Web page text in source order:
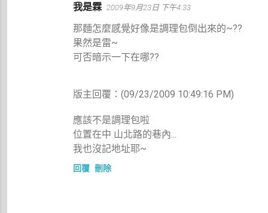
我是霖 2009年9月23日 下午4:33
那麵怎麼感覺好像是調理包倒出來的~??
果然是雷~
可否暗示一下在哪??
版主回覆：(09/23/2009 10:49:16 PM)
應該不是調理包啦
位置在中 山北路的巷內...
我也沒記地址耶~
回覆 刪除